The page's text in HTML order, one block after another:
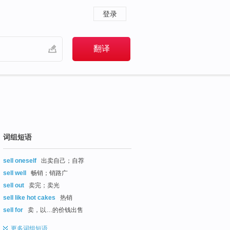
登录
词组短语
sell oneself
出卖自己；自荐
sell well
畅销；销路广
sell out
卖完；卖光
sell like hot cakes
热销
sell for
卖，以…的价钱出售
更多词组短语